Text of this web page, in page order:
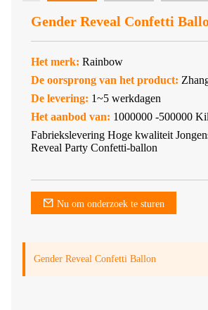
Gender Reveal Confetti
Het merk: Rainbow
De oorsprong van het product:
De levering: 1~5 werkdagen
Het aanbod van: 1000000 -500000
Fabriekslevering Hoge kwaliteit
Reveal Party Confetti-ballon
Nu om onderzoek te sturen
Gender Reveal Confetti Ballon